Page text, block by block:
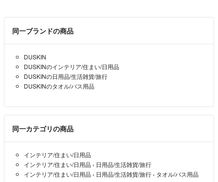
☆1〜2個☆
※かんたんラクマパック
※普通郵便
☆5個以下☆
普通郵便5個以下の場合、基本、定形外郵便での発送になりますので発
送のトラブル破損に保証が付きません。
ご理解、ご了承の程ご購入下さいますよう
お願い申し上げます。
大きさがギリギリな事が多い為、
ポストに入らない時は不在票が入ります。
その際のトラブルはコメントを頂けたら
最大限お力になりますが、
場合によっては力不足になってしまう時も有りますので、
同一ブランドの商品
DUSKIN
DUSKINのインテリア/住まい/日用品
DUSKINの日用品/生活雑貨/旅行
DUSKINのタオル/バス用品
同一カテゴリの商品
インテリア/住まい/日用品
インテリア/住まい/日用品 › 日用品/生活雑貨/旅行
インテリア/住まい/日用品 › 日用品/生活雑貨/旅行 › タオル/バス用品